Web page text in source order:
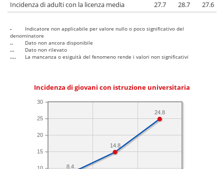
Incidenza di adulti con la licenza media
27.7 28.7 27.6
-
Indicatore non applicabile per valore nullo o poco significativo del
denominatore
..
Dato non ancora disponibile
...
Dato non rilevato
....
La mancanza o esiguità del fenomeno rende i valori non significativi
Incidenza di giovani con istruzione universitaria
15
20
25
30
24.8
14.8
8.4